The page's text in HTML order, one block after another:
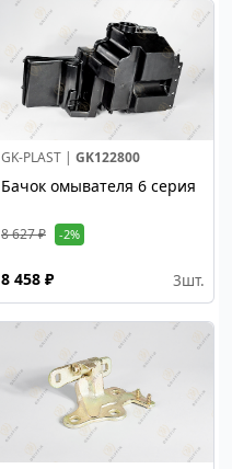
GK-PLAST | GK122800
Бачок омывателя 6 серия
8 627 ₽ -2%
8 458 ₽ 3шт.